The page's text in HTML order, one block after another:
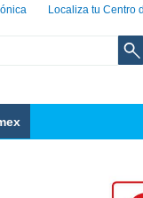
Localiza tu Centro